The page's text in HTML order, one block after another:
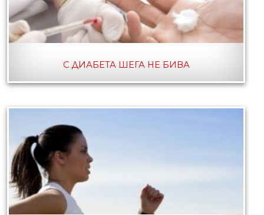
С ДИАБЕТА ШЕГА НЕ БИВА